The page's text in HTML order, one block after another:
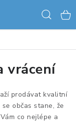
vrácení
prodávat kvalitní
občas stane, že
co nejlépe a